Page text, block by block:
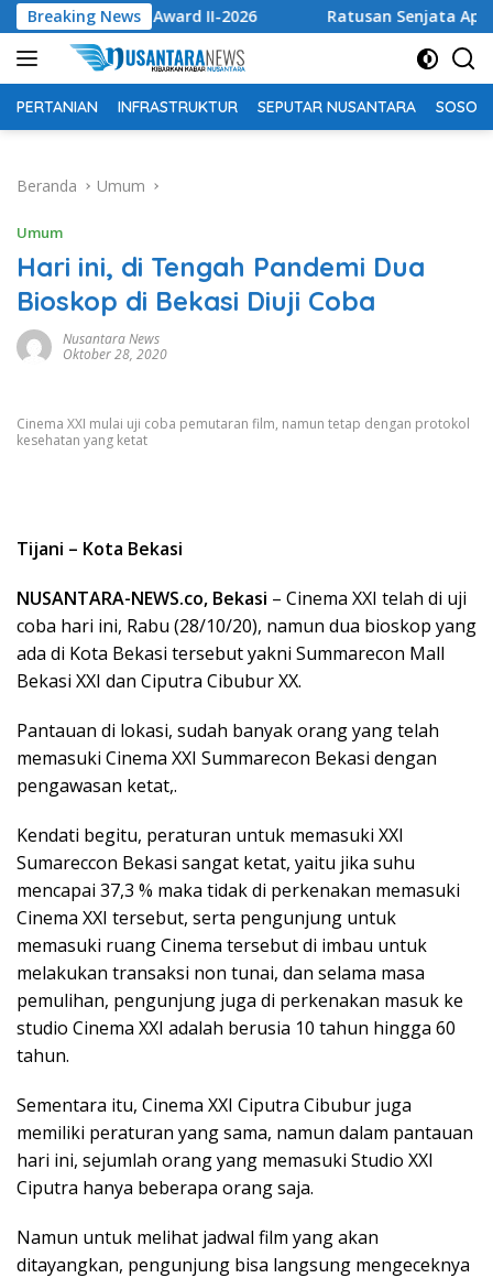
Langsung
ke
konten
Breaking News
Ekselen Award II-2026 Ratusan Senjata Api dan
PERTANIAN INFRASTRUKTUR SEPUTAR NUSANTARA SOSOK
Beranda Umum
Umum
Hari ini, di Tengah Pandemi Dua
Bioskop di Bekasi Diuji Coba
Nusantara News
Oktober 28, 2020
Cinema XXI mulai uji coba pemutaran film, namun tetap dengan protokol
kesehatan yang ketat
Tijani – Kota Bekasi
NUSANTARA-NEWS.co, Bekasi – Cinema XXI telah di uji
coba hari ini, Rabu (28/10/20), namun dua bioskop yang
ada di Kota Bekasi tersebut yakni Summarecon Mall
Bekasi XXI dan Ciputra Cibubur XX.
Pantauan di lokasi, sudah banyak orang yang telah
memasuki Cinema XXI Summarecon Bekasi dengan
pengawasan ketat,.
Kendati begitu, peraturan untuk memasuki XXI
Sumareccon Bekasi sangat ketat, yaitu jika suhu
mencapai 37,3 % maka tidak di perkenakan memasuki
Cinema XXI tersebut, serta pengunjung untuk
memasuki ruang Cinema tersebut di imbau untuk
melakukan transaksi non tunai, dan selama masa
pemulihan, pengunjung juga di perkenakan masuk ke
studio Cinema XXI adalah berusia 10 tahun hingga 60
tahun.
Sementara itu, Cinema XXI Ciputra Cibubur juga
memiliki peraturan yang sama, namun dalam pantauan
hari ini, sejumlah orang yang memasuki Studio XXI
Ciputra hanya beberapa orang saja.
Namun untuk melihat jadwal film yang akan
ditayangkan, pengunjung bisa langsung mengeceknya